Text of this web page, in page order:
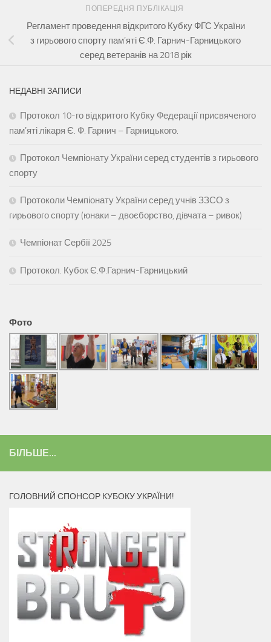
ПОПЕРЕДНЯ ПУБЛІКАЦІЯ
Регламент проведення відкритого Кубку ФГС України
з гирьового спорту пам’яті Є.Ф. Гарнич-Гарницького
серед ветеранів на 2018 рік
НЕДАВНІ ЗАПИСИ
Протокол 10-го відкритого Кубку Федерації присвяченого
памʼяті лікаря Є. Ф. Гарнич – Гарницького.
Протокол Чемпіонату України серед студентів з гирьового
спорту
Протоколи Чемпіонату України серед учнів ЗЗСО з
гирьового спорту (юнаки – двоєборство, дівчата – ривок)
Чемпіонат Сербії 2025
Протокол. Кубок Є.Ф.Гарнич-Гарницький
Фото
БІЛЬШЕ...
ГОЛОВНИЙ СПОНСОР КУБОКУ УКРАЇНИ!